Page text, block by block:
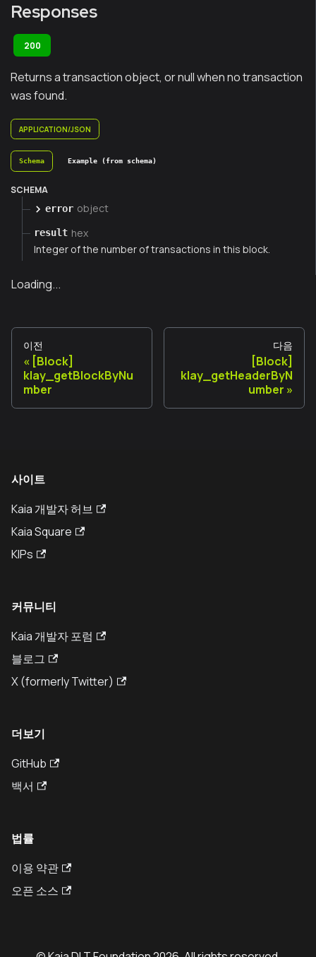
Responses
200
Returns a transaction object, or null when no transaction
was found.
APPLICATION/JSON
Schema Example (from schema)
SCHEMA
error object
result hex
Integer of the number of transactions in this block.
Loading...
이전
[Block]
klay_getBlockByNu
mber
다음
[Block]
klay_getHeaderByN
umber
사이트
Kaia 개발자 허브
Kaia Square
KIPs
커뮤니티
Kaia 개발자 포럼
블로그
X (formerly Twitter)
더보기
GitHub
백서
법률
이용 약관
오픈 소스